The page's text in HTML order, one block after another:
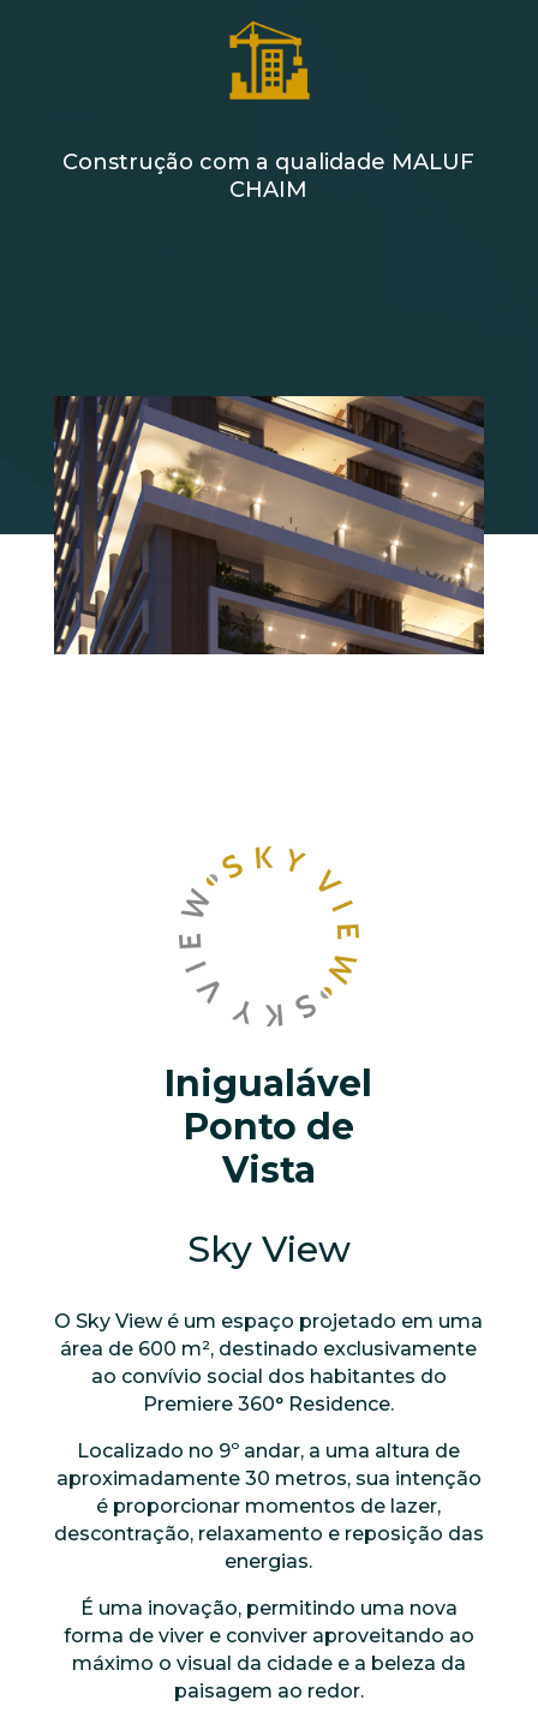
Construção com a qualidade MALUF
CHAIM
Inigualável
Ponto de
Vista
Sky View
O Sky View é um espaço projetado em uma
área de 600 m², destinado exclusivamente
ao convívio social dos habitantes do
Premiere 360° Residence.
Localizado no 9º andar, a uma altura de
aproximadamente 30 metros, sua intenção
é proporcionar momentos de lazer,
descontração, relaxamento e reposição das
energias.
É uma inovação, permitindo uma nova
forma de viver e conviver aproveitando ao
máximo o visual da cidade e a beleza da
paisagem ao redor.